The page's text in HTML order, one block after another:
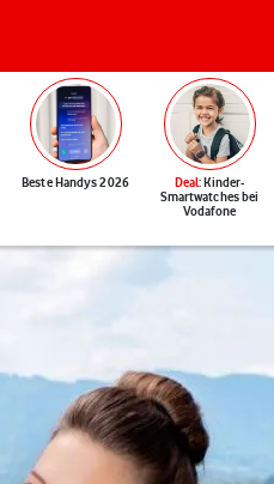
Beste Handys 2026 Deal: Kinder-
Smartwatches bei
Vodafone